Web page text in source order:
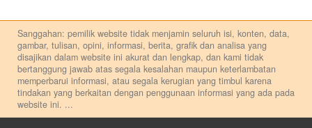
Sanggahan: pemilik website tidak menjamin seluruh isi, konten, data,
gambar, tulisan, opini, informasi, berita, grafik dan analisa yang
disajikan dalam website ini akurat dan lengkap, dan kami tidak
bertanggung jawab atas segala kesalahan maupun keterlambatan
memperbarui informasi, atau segala kerugian yang timbul karena
tindakan yang berkaitan dengan penggunaan informasi yang ada pada
website ini. ...